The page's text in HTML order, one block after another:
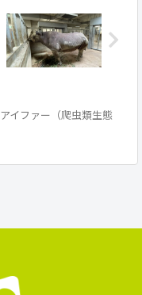
アイファー（爬虫類生態